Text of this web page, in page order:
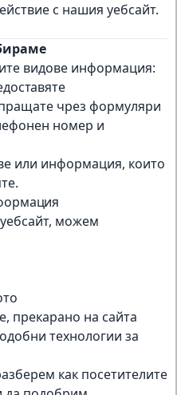
с нашия уебсайт.
видове информация:
чрез формуляри
номер и
или информация, които
можем
прекарано на сайта
технологии за
как посетителите